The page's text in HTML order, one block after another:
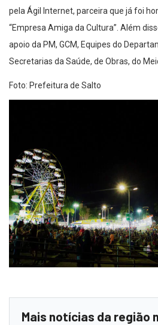
pela Ágil Internet, parceira que já foi
“Empresa Amiga da Cultura”. Além
apoio da PM, GCM, Equipes do
Secretarias da Saúde, de Obras, do
Foto: Prefeitura de Salto
Mais notícias da região